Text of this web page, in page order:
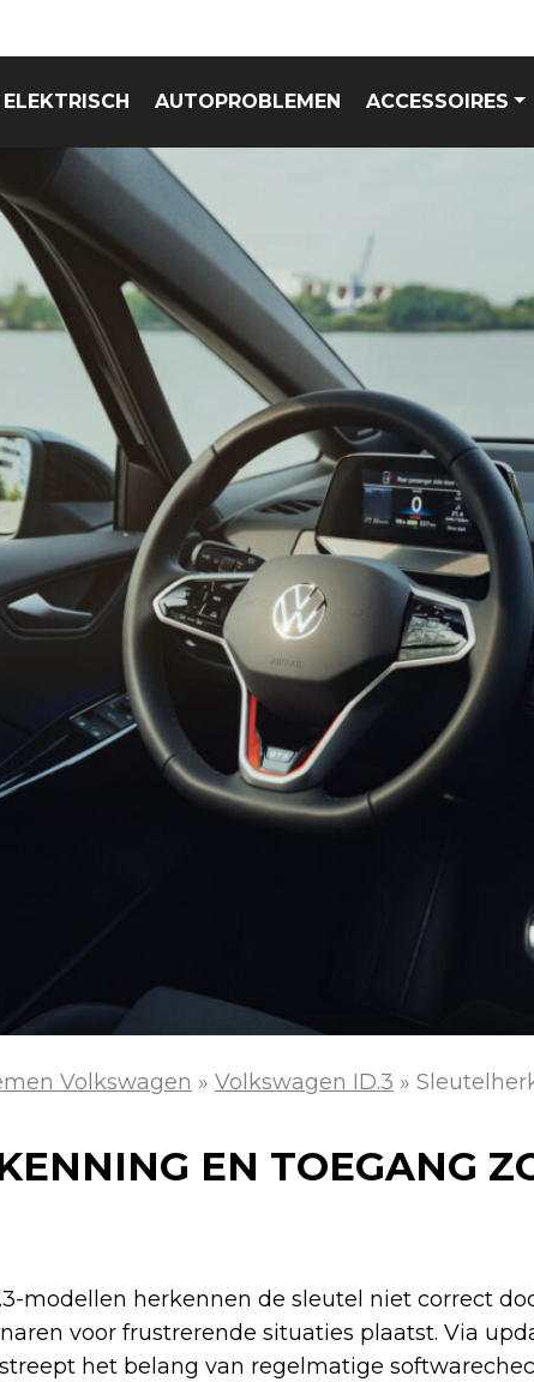
ELEKTRISCH AUTOPROBLEMEN ACCESSOIRES
Volkswagen » Volkswagen ID.3 »
EN TOEGANG
modellen herkennen de sleutel niet correct
voor frustrerende situaties plaatst. Via
het belang van regelmatige